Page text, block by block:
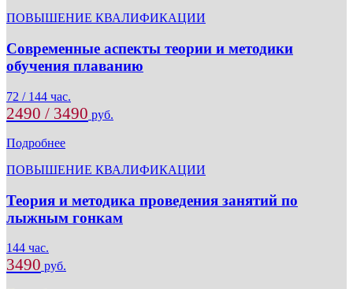
ПОВЫШЕНИЕ КВАЛИФИКАЦИИ
Современные аспекты теории и методики
обучения плаванию
72 / 144 час.
2490 / 3490 руб.
Подробнее
ПОВЫШЕНИЕ КВАЛИФИКАЦИИ
Теория и методика проведения занятий по
лыжным гонкам
144 час.
3490 руб.